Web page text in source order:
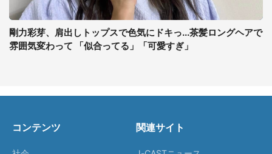
剛力彩芽、肩出しトップスで色気にドキっ...茶髪ロングヘアで
雰囲気変わって 「似合ってる」「可愛すぎ」
コンテンツ 関連サイト